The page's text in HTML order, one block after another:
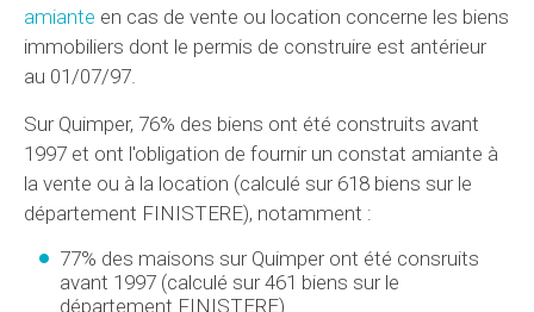
amiante en cas de vente ou location concerne les biens
immobiliers dont le permis de construire est antérieur
au 01/07/97.
Sur Quimper, 76% des biens ont été construits avant
1997 et ont l'obligation de fournir un constat amiante à
la vente ou à la location (calculé sur 618 biens sur le
département FINISTERE), notamment :
77% des maisons sur Quimper ont été consruits
avant 1997 (calculé sur 461 biens sur le
département FINISTERE)